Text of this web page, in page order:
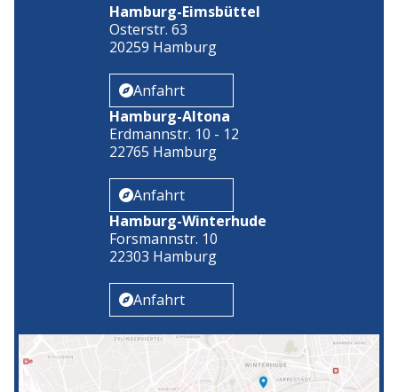
Hamburg-Eimsbüttel
Osterstr. 63
20259 Hamburg
Anfahrt
Hamburg-Altona
Erdmannstr. 10 - 12
22765 Hamburg
Anfahrt
Hamburg-Winterhude
Forsmannstr. 10
22303 Hamburg
Anfahrt